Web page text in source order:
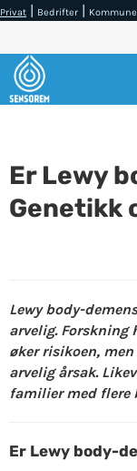
Privat | Bedrifter |
Er Lewy
Genetikk
Lewy body-
arvelig. Forskning
øker risikoen,
arvelig årsak.
familier med flere
Er Lewy body-